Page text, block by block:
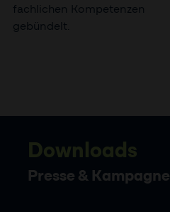
fachlichen Kompetenzen
gebündelt.
Downloads
Presse & Kampagne